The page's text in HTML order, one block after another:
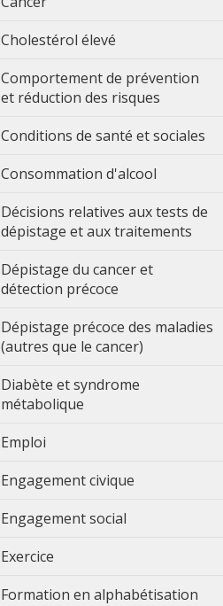
Cholestérol élevé
Comportement de prévention
et réduction des risques
Conditions de santé et sociales
Consommation d'alcool
Décisions relatives aux tests de
dépistage et aux traitements
Dépistage du cancer et
détection précoce
Dépistage précoce des maladies
(autres que le cancer)
Diabète et syndrome
métabolique
Emploi
Engagement civique
Engagement social
Exercice
Formation en alphabétisation